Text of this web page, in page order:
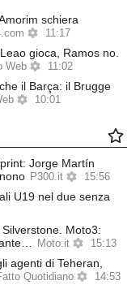
schiera
11:17
gioca, Ramos no.
Web 11:02
il Barça: il Brugge
10:01
Jorge Martín
P300.it 15:56
U19 nel due senza
Moto3:
Moto.it 15:13
agenti di Teheran,
Quotidiano 14:53